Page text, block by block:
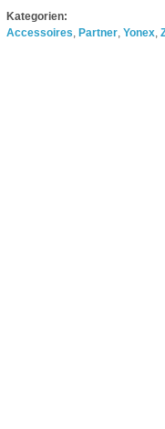
Kategorien:
Accessoires Partner Yonex